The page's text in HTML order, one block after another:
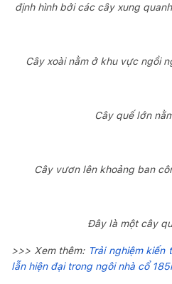
định hình bởi các cây xung
Cây xoài nằm ở khu vực ngồi
Cây quế lớn
Cây vươn lên khoảng ban
Đây là một cây
>>> Xem thêm: Trải nghiệm
lẫn hiện đại trong ngôi nhà cổ